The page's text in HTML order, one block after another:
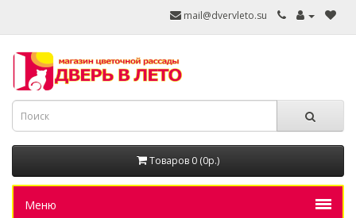
mail@dvervleto.su
Товаров 0 (0р.)
Меню